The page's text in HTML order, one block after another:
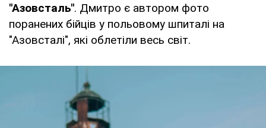
"Азовсталь". Дмитро є автором фото
поранених бійців у польовому шпиталі на
"Азовсталі", які облетіли весь світ.